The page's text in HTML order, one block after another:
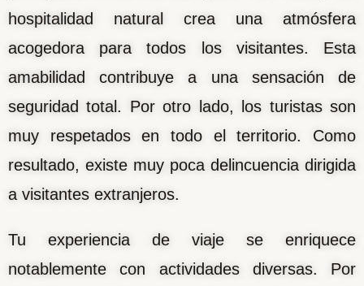
hospitalidad natural crea una atmósfera
acogedora para todos los visitantes. Esta
amabilidad contribuye a una sensación de
seguridad total. Por otro lado, los turistas son
muy respetados en todo el territorio. Como
resultado, existe muy poca delincuencia dirigida
a visitantes extranjeros.
Tu experiencia de viaje se enriquece
notablemente con actividades diversas. Por